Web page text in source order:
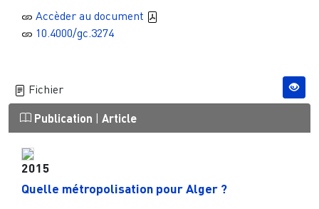
Accèder au document
10.4000/gc.3274
Fichier
Publication | Article
2015
Quelle métropolisation pour Alger ?